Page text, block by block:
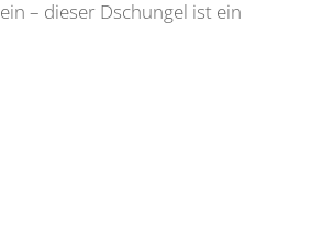
– dieser Dschungel ist ein